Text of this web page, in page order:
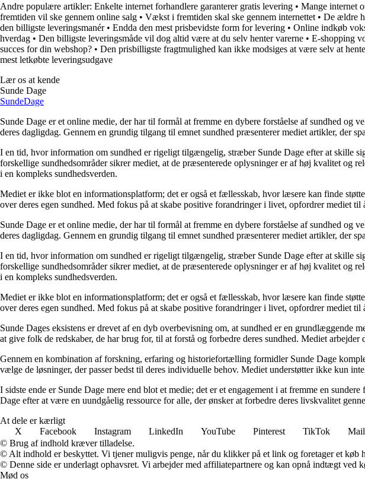
Andre populære artikler: Enkelte internet forhandlere garanterer gratis levering • Mange internet
fremtiden vil ske gennem online salg • Vækst i fremtiden skal ske gennem internettet • De ældre
den billigste leveringsmanér• Endda den mest prisbevidste form for levering • Online indkøb
hverdag • Den billigste leveringsmåde vil dog altid være at du selv henter varerne • E-shopping
succes for din webshop? • Den prisbilligste fragtmulighed kan ikke modsiges at være selv at
mest letkøbte leveringsudgave
Lær os at kende
Sunde Dage
SundeDage
Sunde Dage er et online medie, der har til formål at fremme en dybere forståelse af sundhed
deres dagligdag. Gennem en grundig tilgang til emnet sundhed præsenterer mediet artikler, der
I en tid, hvor information om sundhed er rigeligt tilgængelig, stræber Sunde Dage efter at skille
forskellige sundhedsområder sikrer mediet, at de præsenterede oplysninger er af høj kvalitet
i en kompleks sundhedsverden.
Mediet er ikke blot en informationsplatform; det er også et fællesskab, hvor læsere kan finde
over deres egen sundhed. Med fokus på at skabe positive forandringer i livet, opfordrer mediet
Sunde Dage er et online medie, der har til formål at fremme en dybere forståelse af sundhed
deres dagligdag. Gennem en grundig tilgang til emnet sundhed præsenterer mediet artikler, der
I en tid, hvor information om sundhed er rigeligt tilgængelig, stræber Sunde Dage efter at skille
forskellige sundhedsområder sikrer mediet, at de præsenterede oplysninger er af høj kvalitet
i en kompleks sundhedsverden.
Mediet er ikke blot en informationsplatform; det er også et fællesskab, hvor læsere kan finde
over deres egen sundhed. Med fokus på at skabe positive forandringer i livet, opfordrer mediet
Sunde Dages eksistens er drevet af en dyb overbevisning om, at sundhed er en grundlæggende
at give folk de redskaber, de har brug for, til at forstå og forbedre deres sundhed. Mediet
Gennem en kombination af forskning, erfaring og historiefortælling formidler Sunde Dage
vælge de løsninger, der passer bedst til deres individuelle behov. Mediet understøtter ikke kun
I sidste ende er Sunde Dage mere end blot et medie; det er et engagement i at fremme en
Dage efter at være en uundgåelig ressource for alle, der ønsker at forbedre deres livskvalitet
At dele er kærligt
X
Facebook Instagram LinkedIn YouTube Pinterest TikTok Mail
© Brug af indhold kræver tilladelse.
© Alt indhold er beskyttet. Vi tjener muligvis penge, når du klikker på et link og foretager et køb
© Denne side er underlagt ophavsret. Vi arbejder med affiliatepartnere og kan opnå indtægt ved
Mød os